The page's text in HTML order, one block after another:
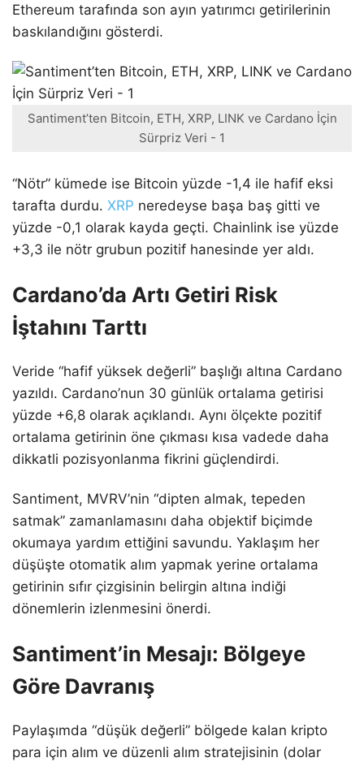
Ethereum tarafında son ayın yatırımcı getirilerinin
baskılandığını gösterdi.
Santiment’ten Bitcoin, ETH, XRP, LINK ve Cardano İçin
Sürpriz Veri - 1
“Nötr” kümede ise Bitcoin yüzde -1,4 ile hafif eksi
tarafta durdu. XRP neredeyse başa baş gitti ve
yüzde -0,1 olarak kayda geçti. Chainlink ise yüzde
+3,3 ile nötr grubun pozitif hanesinde yer aldı.
Cardano’da Artı Getiri Risk
İştahını Tarttı
Veride “hafif yüksek değerli” başlığı altına Cardano
yazıldı. Cardano’nun 30 günlük ortalama getirisi
yüzde +6,8 olarak açıklandı. Aynı ölçekte pozitif
ortalama getirinin öne çıkması kısa vadede daha
dikkatli pozisyonlanma fikrini güçlendirdi.
Santiment, MVRV’nin “dipten almak, tepeden
satmak” zamanlamasını daha objektif biçimde
okumaya yardım ettiğini savundu. Yaklaşım her
düşüşte otomatik alım yapmak yerine ortalama
getirinin sıfır çizgisinin belirgin altına indiği
dönemlerin izlenmesini önerdi.
Santiment’in Mesajı: Bölgeye
Göre Davranış
Paylaşımda “düşük değerli” bölgede kalan kripto
para için alım ve düzenli alım stratejisinin (dolar